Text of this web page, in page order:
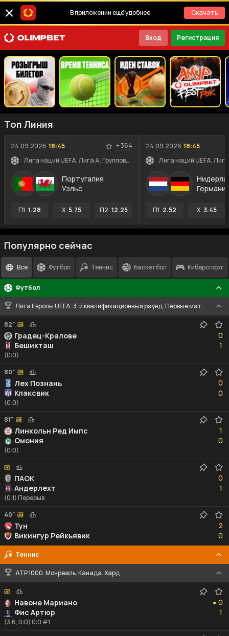
В приложении ещё удобнее Скачать
Вход Регистрация
Топ Линия
24.09.2026 18:45 +364
Лига наций UEFA. Лига A. Групповой этап
Португалия
Уэльс
П1 1.28 X 5.75 П2 12.25
24.09.2026 18:45
П1 2.52 X 3.45
Популярно сейчас
Все Футбол Теннис Баскетбол Киберспорт
Футбол
Лига Европы UEFA. 3-й квалификационный раунд. Первые матчи
82"
Градец-Кралове
Бешикташ
0
0
1
1
(0:0)
80"
Лех Познань
Клаксвик
0
0
0
0
(0:0)
81"
Линкольн Ред Импс
Омония
1
10
0
(0:0)
ПАОК
Андерлехт
0
0
1
1
(0:1) Перерыв
40"
Тун
Викингур Рейкьявик
2
2
0
0
Теннис
ATP 1000. Монреаль. Канада. Хард
Навоне Мариано
Фис Артюр
●
0
0
1
1
(3:6, 0:0) 0:0 #1